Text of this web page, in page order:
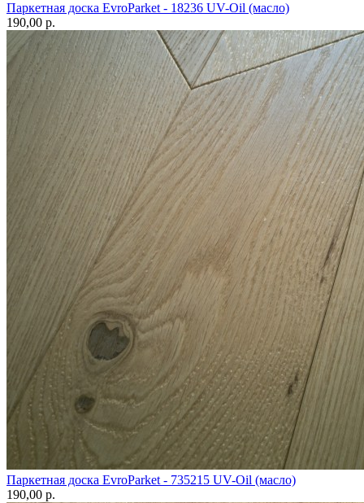
Паркетная доска EvroParket - 18236 UV-Oil (масло)
190,00 p.
Паркетная доска EvroParket - 735215 UV-Oil (масло)
190,00 p.